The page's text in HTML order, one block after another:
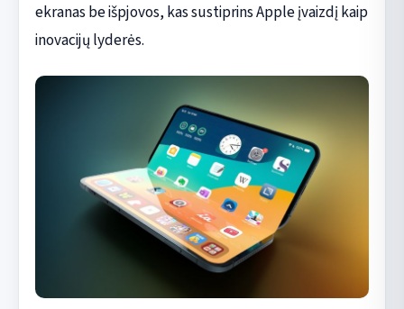
ekranas be išpjovos, kas sustiprins Apple įvaizdį kaip
inovacijų lyderės.